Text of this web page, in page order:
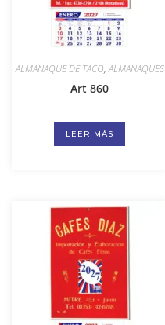
ALMANAQUE DE TACO,ALMANAQUES
Art 860
LEER MÁS